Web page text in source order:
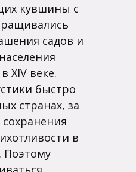
кувшины с
садов и
XIV веке.
быстро
странах, за
в
Поэтому